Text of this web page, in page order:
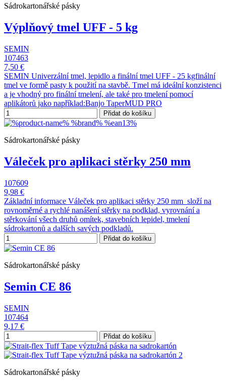
Sádrokartonářské pásky
Výplňový tmel UFF - 5 kg
SEMIN
107463
7,50 €
SEMIN Univerzální tmel, lepidlo a finální tmel UFF - 25 kgfinální
tmel ve formě pasty k použití na stavbě. Tmel má ideální konzistenci
a je vhodný pro finální tmelení, ale také pro tmelení pomocí
aplikátorů jako například:Banjo TaperMUD PRO
Přidat do košíku
Sádrokartonářské pásky
Váleček pro aplikaci stěrky 250 mm
107609
9,98 €
Základní informace Váleček pro aplikaci stěrky 250 mm složí na
rovnoměrné a rychlé nanášení stěrky na podklad, vyrovnání a
stěrkování všech druhů omítek, stavebních lepidel, tmelení
sádrokartonů a dalších savých podkladů.
Přidat do košíku
Sádrokartonářské pásky
Semin CE 86
SEMIN
107464
9,17 €
Přidat do košíku
Sádrokartonářské pásky